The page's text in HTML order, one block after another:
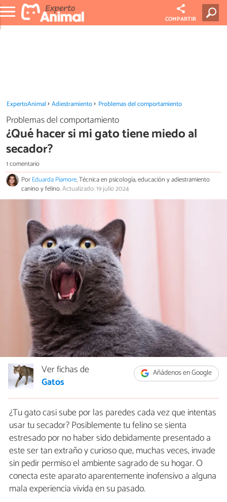
COMPARTIR
ExpertoAnimal Adiestramiento Problemas del comportamiento
Problemas del comportamiento
¿Qué hacer si mi gato tiene miedo al
secador?
1 comentario
PorEduarda Piamore, Técnica en psicología, educación y adiestramiento
canino y felino.Actualizado: 19 julio 2024
Añádenos en Google
Ver fichas de
Gatos
¿Tu gato casi sube por las paredes cada vez que intentas
usar tu secador? Posiblemente tu felino se sienta
estresado por no haber sido debidamente presentado a
este ser tan extraño y curioso que, muchas veces, invade
sin pedir permiso el ambiente sagrado de su hogar. O
conecta este aparato aparentemente inofensivo a alguna
mala experiencia vivida en su pasado.